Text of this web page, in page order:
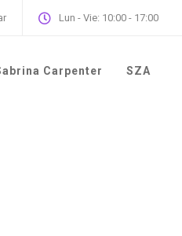
Lun - Vie: 10:00 - 17:00
Carpenter SZA